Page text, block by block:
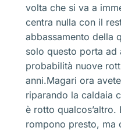
volta che si va a
centra nulla con il
abbassamento della
solo questo porta ad
probabilità nuove
anni.Magari ora
riparando la caldaia
è rotto
rompono presto, ma